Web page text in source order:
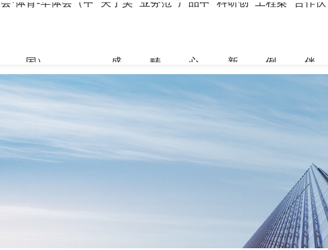
·体育-华体会（中
国）
关于昊
盛
关于昊盛
打造绿色建材，共筑美好生
命
企业简介
业务范
畴
业务范畴
打造绿色建材，共筑美好生
命
新材料事业部
产品中
心
产品中心
打造绿色建材，共筑美好生
命
裂缝控制材料
科研创
新
科研创新
打造绿色建材，共筑美好生
命
科研团队
工程案
例
工程案例 地标性工程
合作伙
伴
合作伙伴
打造绿色建材，共筑美好生
命
合作伙伴
资讯中心
打造绿色建材，共筑美好生
命
企业新闻